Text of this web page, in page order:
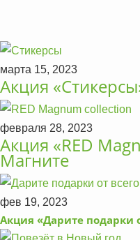
марта 15, 2023
Акция
февраля 28, 2023
Акция «RED
Магните
фев 19, 2023
Акция «Дарите подарки